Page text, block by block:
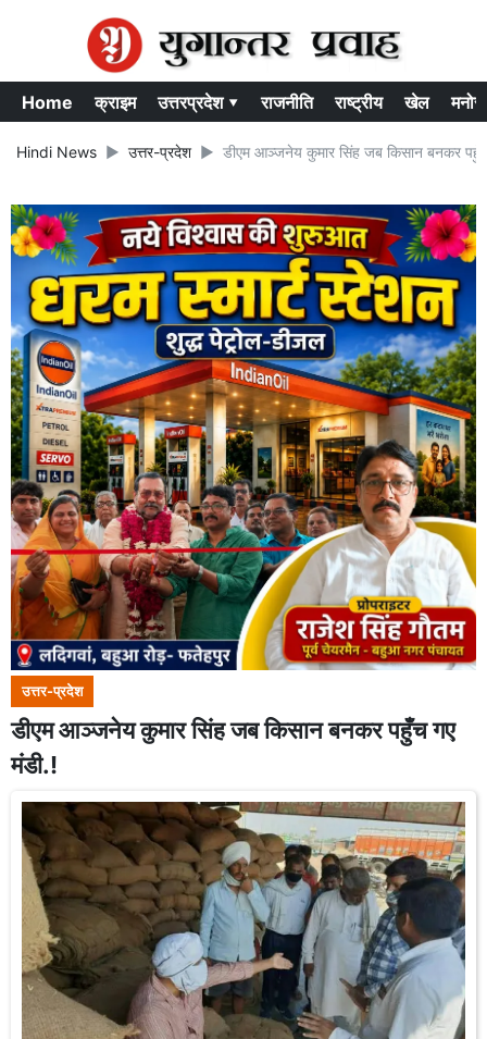
Home क्राइम उत्तरप्रदेश ▾ राजनीति राष्ट्रीय खेल
Hindi News उत्तर-प्रदेश डीएम आञ्जनेय कुमार सिंह जब किसान बनकर
उत्तर-प्रदेश
डीएम आञ्जनेय कुमार सिंह जब किसान बनकर पहुँच गए
मंडी.!